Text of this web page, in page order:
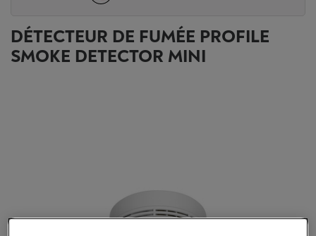
DÉTECTEUR DE FUMÉE PROFILE
SMOKE DETECTOR MINI